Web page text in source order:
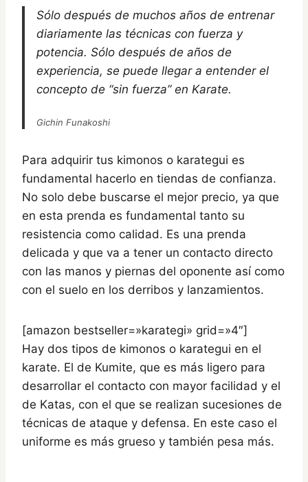
Sólo después de muchos años de entrenar
diariamente las técnicas con fuerza y
potencia. Sólo después de años de
experiencia, se puede llegar a entender el
concepto de “sin fuerza” en Karate.
Gichin Funakoshi
Para adquirir tus kimonos o karategui es
fundamental hacerlo en tiendas de confianza.
No solo debe buscarse el mejor precio, ya que
en esta prenda es fundamental tanto su
resistencia como calidad. Es una prenda
delicada y que va a tener un contacto directo
con las manos y piernas del oponente así como
con el suelo en los derribos y lanzamientos.
[amazon bestseller=»karategi» grid=»4″]
Hay dos tipos de kimonos o karategui en el
karate. El de Kumite, que es más ligero para
desarrollar el contacto con mayor facilidad y el
de Katas, con el que se realizan sucesiones de
técnicas de ataque y defensa. En este caso el
uniforme es más grueso y también pesa más.